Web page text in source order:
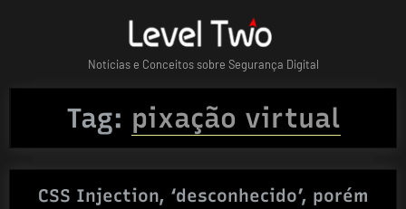
Notícias e Conceitos sobre Segurança Digital
Tag: pixação virtual
CSS Injection, ‘desconhecido’, porém